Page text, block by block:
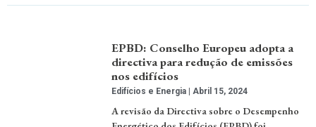
EPBD: Conselho Europeu adopta a
directiva para redução de emissões
nos edifícios
Edifícios e Energia Abril 15, 2024
A revisão da Directiva sobre o Desempenho